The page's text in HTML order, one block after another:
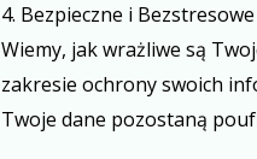
4. Bezpieczne i
Wiemy, jak wrażliwe są
zakresie ochrony swoich
Twoje dane pozostaną